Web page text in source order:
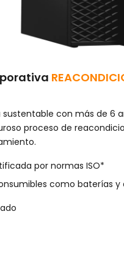
con más de 6
proceso de
por normas ISO*
como baterías y